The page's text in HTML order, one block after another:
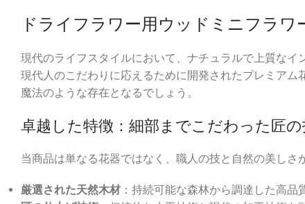
ドライフラワー用ウッドミニフラ
現代のライフスタイルにおいて、ナチュラルで上質な
現代人のこだわりに応えるために開発されたプレミア
魔法のような存在となるでしょう。
卓越した特徴：細部までこだわった匠
当商品は単なる花器ではなく、職人の技と自然の美し
厳選された天然木材 ：持続可能な森林から調達した高